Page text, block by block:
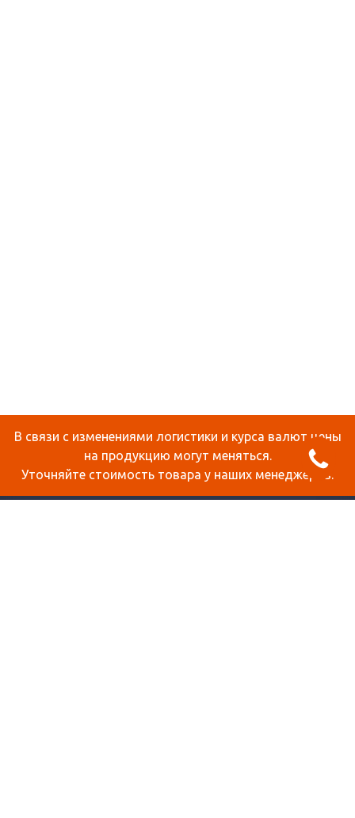
В связи с изменениями логистики и курса валют цены
на продукцию могут меняться.
Уточняйте стоимость товара у наших менеджеров.